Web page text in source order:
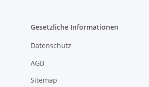
Gesetzliche Informationen
Datenschutz
AGB
Sitemap